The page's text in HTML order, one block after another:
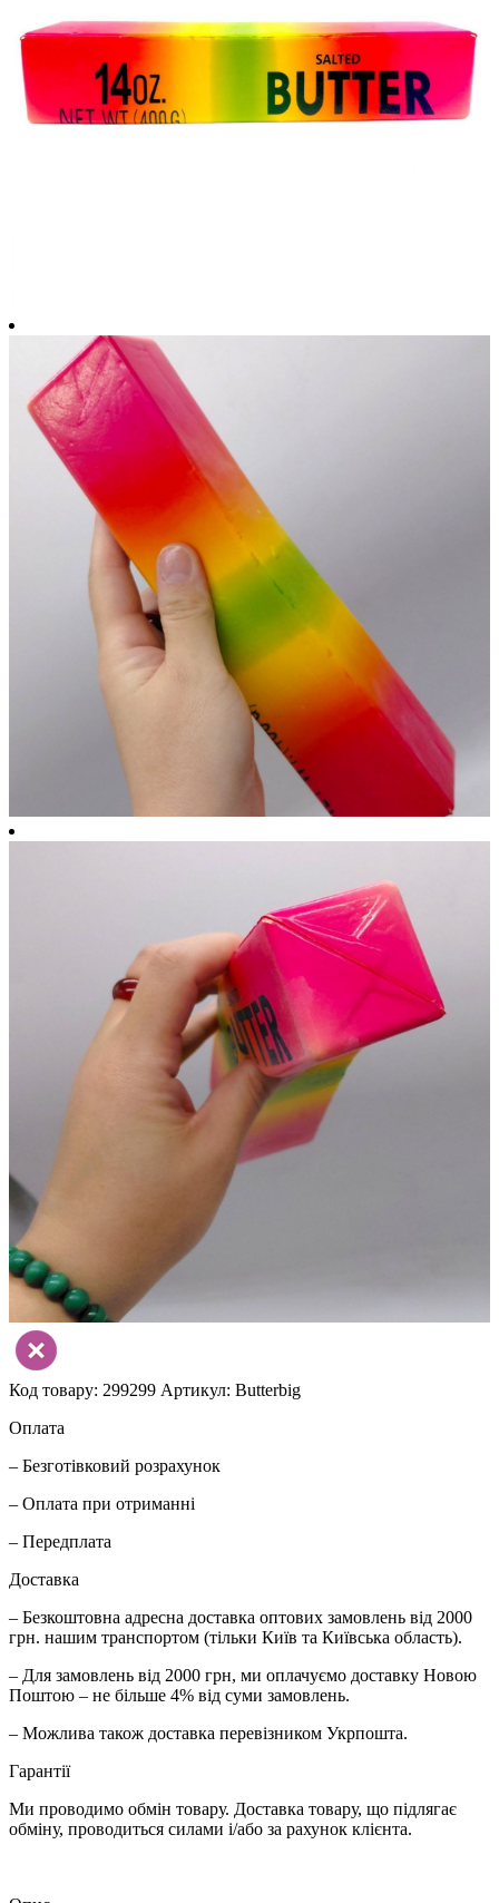
Код товару: 299299 Артикул: Butterbig
Оплата
– Безготівковий розрахунок
– Оплата при отриманні
– Передплата
Доставка
– Безкоштовна адресна доставка оптових замовлень від 2000
грн. нашим транспортом (тільки Київ та Київська область).
– Для замовлень від 2000 грн, ми оплачуємо доставку Новою
Поштою – не більше 4% від суми замовлень.
– Можлива також доставка перевізником Укрпошта.
Гарантії
Ми проводимо обмін товару. Доставка товару, що підлягає
обміну, проводиться силами і/або за рахунок клієнта.